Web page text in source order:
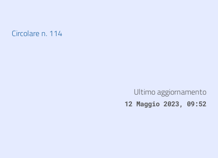
Circolare n. 114
Ultimo aggiornamento
12 Maggio 2023, 09:52